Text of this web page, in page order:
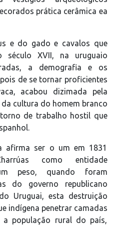
prática cerâmica ea
e do gado e cavalos que
século XVII, na uruguaio
a demografia e os
de se tornar proficientes
acabou dizimada pela
cultura do homem branco
de trabalho hostil que
afirma ser o um em 1831
como entidade
peso, quando foram
do governo republicano
Uruguai, esta destruição
indígena penetrar camadas
a população rural do país,